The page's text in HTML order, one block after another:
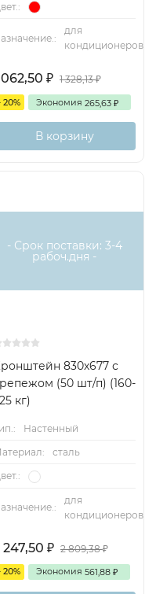
для
кондиционеров
062,50 ₽ 1 328,13₽
20% Экономия 265,63 ₽
В корзину
- Срок поставки: 3-4
рабоч.дня -
830х677 с
(50 шт/п) (160-
кг)
Настенный
сталь
для
кондиционеров
247,50 ₽ 2 809,38₽
20% Экономия 561,88 ₽